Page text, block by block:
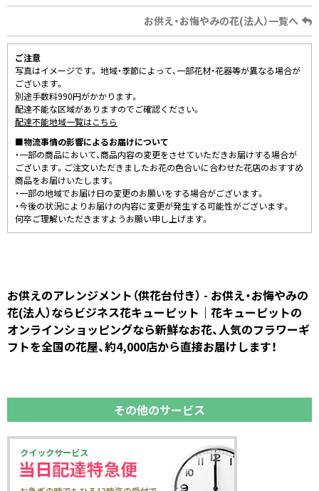
お供え・お悔やみの花(法人）一覧へ
ご注意
写真はイメージです。 地域・季節によって、一部花材・花器等が異なる場合が
ございます。
別途手数料990円がかかります。
配達不能な区域がありますのでご確認ください。
配達不能地域一覧はこちら
■物流事情の影響によるお届けについて
・一部の商品において、商品内容の変更をさせていただきお届けする場合が
ございます。ご注文いただきましたお花の色合いに合わせた花店のおすすめ
商品をお届けいたします。
・一部の地域でお届け日の変更のお願いをする場合がございます。
・今後の状況によりお届けの内容に変更が発生する可能性がございます。
何卒ご理解いただきますようお願い申し上げます。
お供えのアレンジメント（供花台付き） - お供え・お悔やみの
花(法人）ならビジネス花キューピット｜花キューピットの
オンラインショッピングなら新鮮なお花、人気のフラワーギ
フトを全国の花屋、約4,000店から直接お届けします！
その他のサービス